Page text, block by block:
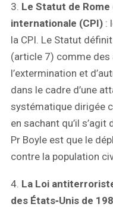
3. Le Statut de Rome
internationale (CPI) :
la CPI. Le Statut
(article 7) comme des
l’extermination et
dans le cadre d’une
systématique dirigée
en sachant qu’il s’agit
Pr Boyle est que le
contre la population
4. La Loi
des États‑Unis de